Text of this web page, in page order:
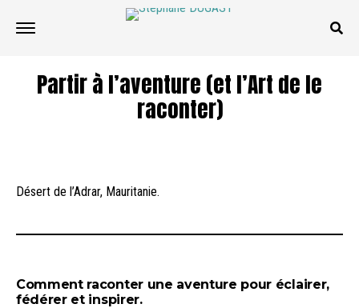
Partir à l’aventure (et l’Art de le
raconter)
Désert de l’Adrar, Mauritanie.
Comment raconter une aventure pour éclairer,
fédérer et inspirer.